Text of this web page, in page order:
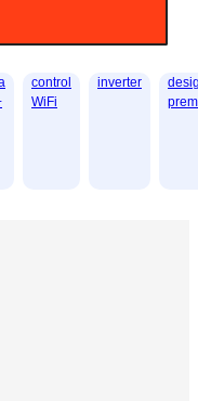
control
WiFi
inverter